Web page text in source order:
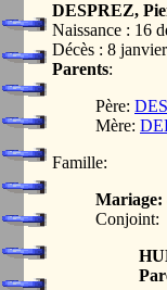
DESPREZ,
Naissance : 16
Décès : 8
Parents:
Père:
Mère:
Famille:
Mariage:
Conjoint: